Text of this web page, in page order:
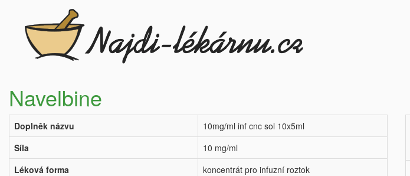
Navelbine
Doplněk názvu
10mg/ml inf cnc sol 10x5ml
Síla
10 mg/ml
Léková forma
koncentrát pro infuzní roztok